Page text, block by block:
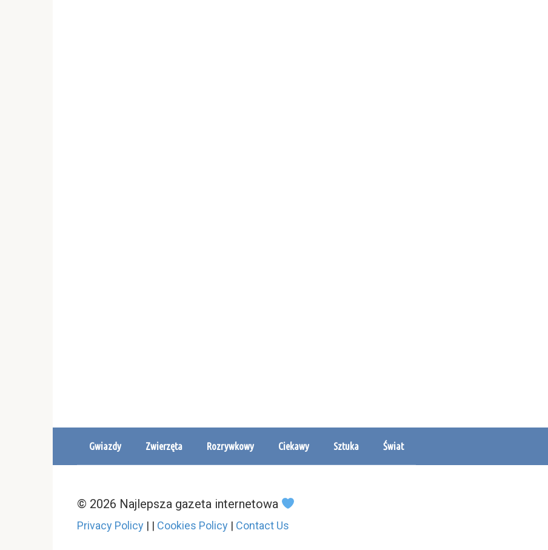
Gwiazdy Zwierzęta Rozrywkowy Ciekawy Sztuka Świat
© 2026 Najlepsza gazeta internetowa
Privacy Policy | | Cookies Policy | Contact Us